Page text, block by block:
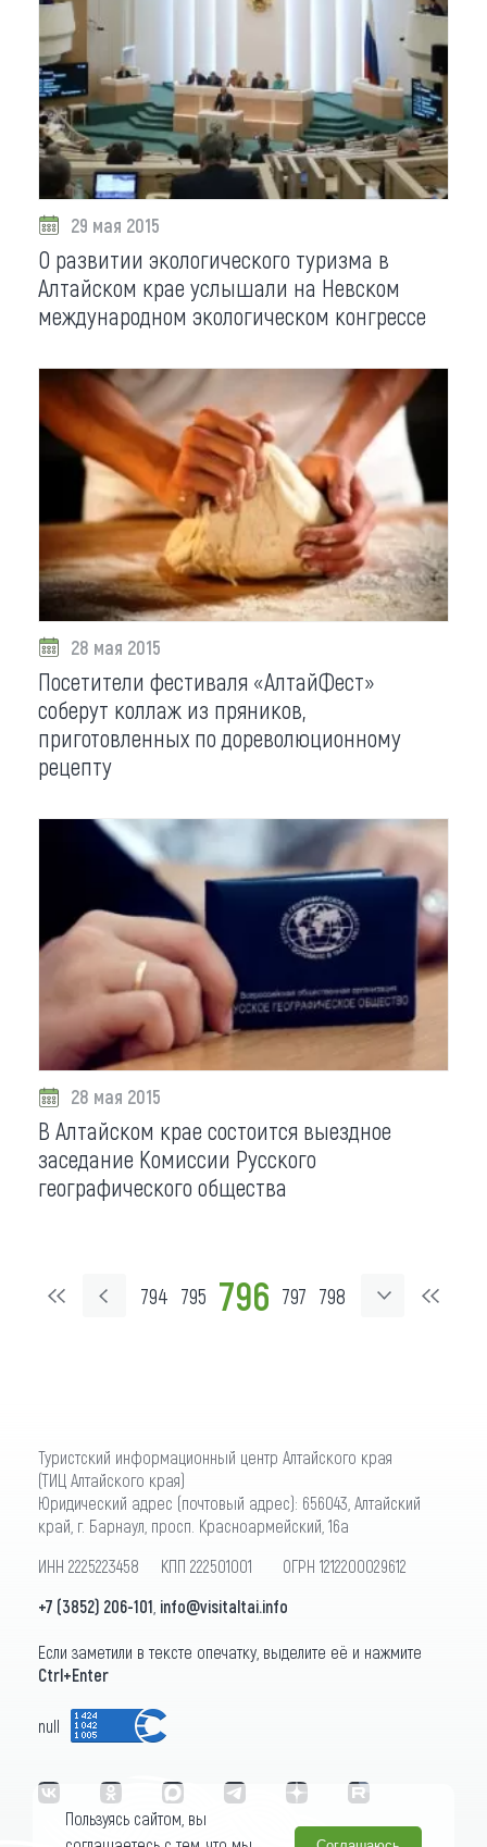
29 мая 2015
О развитии экологического туризма в
Алтайском крае услышали на Невском
международном экологическом конгрессе
28 мая 2015
Посетители фестиваля «АлтайФест»
соберут коллаж из пряников,
приготовленных по дореволюционному
рецепту
28 мая 2015
В Алтайском крае состоится выездное
заседание Комиссии Русского
географического общества
794 795 796 797 798
Туристский информационный центр Алтайского края
(ТИЦ Алтайского края)
Юридический адрес (почтовый адрес): 656043, Алтайский
край, г. Барнаул, просп. Красноармейский, 16а
ИНН 2225223458 КПП 222501001 ОГРН 1212200029612
+7 (3852) 206-101 info@visitaltai.info
Если заметили в тексте опечатку, выделите её и нажмите
Ctrl+Enter
null
Пользуясь сайтом, вы